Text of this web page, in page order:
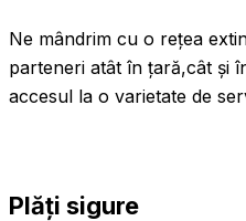
Ne mândrim cu o rețea
parteneri atât în țară,cât și
accesul la o varietate de
Plăți sigure